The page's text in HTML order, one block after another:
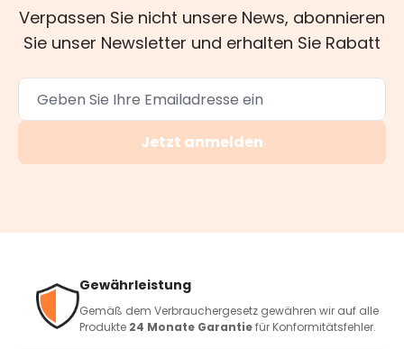
Verpassen Sie nicht unsere News, abonnieren
Sie unser Newsletter und erhalten Sie Rabatt
Jetzt anmelden
Gewährleistung
Gemäß dem Verbrauchergesetz gewähren wir auf alle
Produkte 24 Monate Garantiefür Konformitätsfehler.